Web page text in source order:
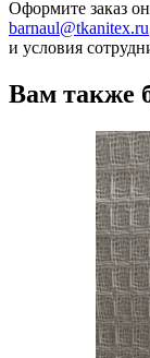
Оформите заказ
barnaul@tkanitex.ru
и условия
Вам также